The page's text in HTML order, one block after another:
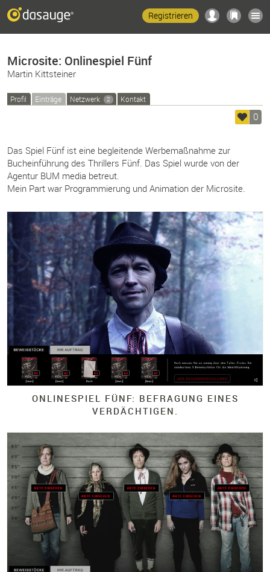
Registrieren
Microsite: Onlinespiel Fünf
Martin Kittsteiner
Profil Einträge Netzwerk 2 Kontakt
0
Das Spiel Fünf ist eine begleitende Werbemaßnahme zur
Bucheinführung des Thrillers Fünf. Das Spiel wurde von der
Agentur BUM media betreut.
Mein Part war Programmierung und Animation der Microsite.
ONLINESPIEL FÜNF: BEFRAGUNG EINES
VERDÄCHTIGEN.